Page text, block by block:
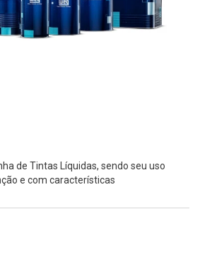
de Tintas Líquidas, sendo seu uso
e com características